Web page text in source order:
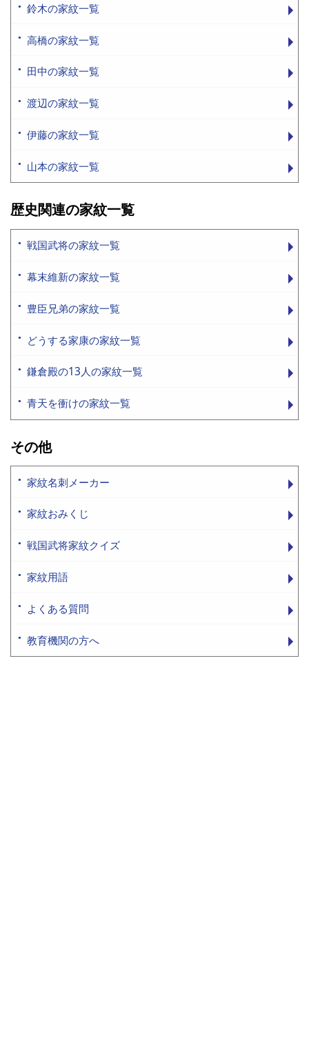
鈴木の家紋一覧
高橋の家紋一覧
田中の家紋一覧
渡辺の家紋一覧
伊藤の家紋一覧
山本の家紋一覧
歴史関連の家紋一覧
戦国武将の家紋一覧
幕末維新の家紋一覧
豊臣兄弟の家紋一覧
どうする家康の家紋一覧
鎌倉殿の13人の家紋一覧
青天を衝けの家紋一覧
その他
家紋名刺メーカー
家紋おみくじ
戦国武将家紋クイズ
家紋用語
よくある質問
教育機関の方へ